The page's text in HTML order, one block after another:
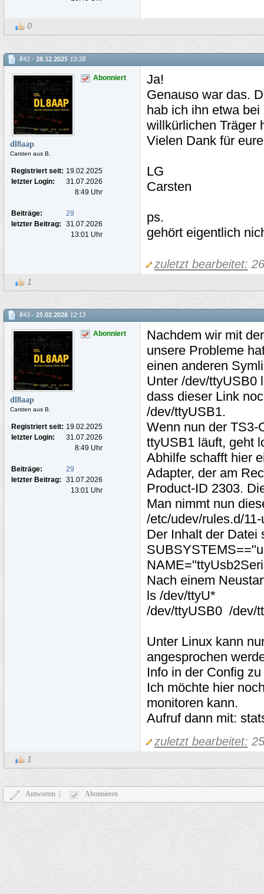
0
#42 - 26.12.2025 13:38
Abonniert
dl8aap
Carsten aus B.
Registriert seit: 19.02.2025
letzter Login:
31.07.2026
8:49 Uhr
Beiträge:
29
letzter Beitrag:
31.07.2026
13:01 Uhr
Ja!
Genauso war das.
hab ich ihn etwa
willkürlichen Träger
Vielen Dank für
LG
Carsten
ps.
gehört eigentlich
zuletzt bearbeitet:
1
#43 - 25.02.2026 12:13
Abonniert
dl8aap
Carsten aus B.
Registriert seit: 19.02.2025
letzter Login:
31.07.2026
8:49 Uhr
Beiträge:
29
letzter Beitrag:
31.07.2026
13:01 Uhr
Nachdem wir mit
unsere Probleme
einen anderen
Unter /dev/ttyUSB0
dass dieser Link
/dev/ttyUSB1.
Wenn nun der TS3-
ttyUSB1 läuft, geht
Abhilfe schafft hier
Adapter, der am
Product-ID 2303.
Man nimmt nun
/etc/udev/rules.d/
Der Inhalt der Datei
Nach einem
ls /dev/ttyU*
/dev/ttyUSB0 /dev/
Unter Linux kann
angesprochen
Info in der Config
Ich möchte hier
monitoren kann.
Aufruf dann mit:
zuletzt bearbeitet:
1
Antworten | Abonnieren